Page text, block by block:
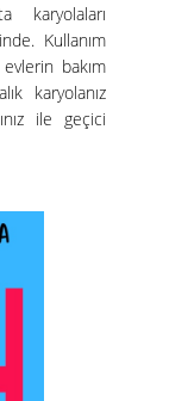
karyolaları
Kullanım
bakım
karyolanız
ile geçici